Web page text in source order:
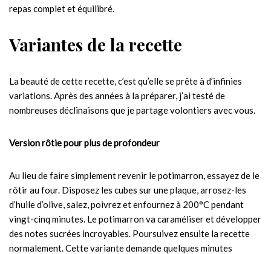
repas complet et équilibré.
Variantes de la recette
La beauté de cette recette, c’est qu’elle se prête à d’infinies
variations. Après des années à la préparer, j’ai testé de
nombreuses déclinaisons que je partage volontiers avec vous.
Version rôtie pour plus de profondeur
Au lieu de faire simplement revenir le potimarron, essayez de le
rôtir au four. Disposez les cubes sur une plaque, arrosez-les
d’huile d’olive, salez, poivrez et enfournez à 200°C pendant
vingt-cinq minutes. Le potimarron va caraméliser et développer
des notes sucrées incroyables. Poursuivez ensuite la recette
normalement. Cette variante demande quelques minutes